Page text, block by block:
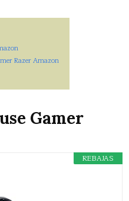
Razer Amazon
Gamer
REBAJAS